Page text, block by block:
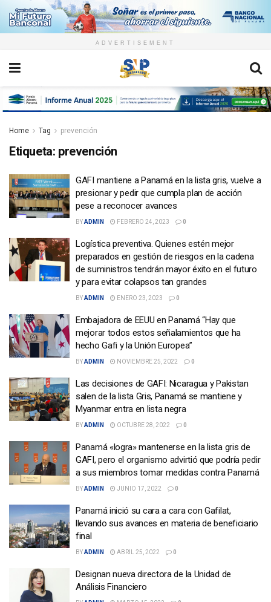
ADVERTISEMENT
Home Tag prevención
Etiqueta: prevención
GAFI mantiene a Panamá en la lista gris, vuelve a
presionar y pedir que cumpla plan de acción
pese a reconocer avances
BYADMIN FEBRERO 24, 2023 0
Logística preventiva. Quienes estén mejor
preparados en gestión de riesgos en la cadena
de suministros tendrán mayor éxito en el futuro
y para evitar colapsos tan grandes
BYADMIN ENERO 23, 2023 0
Embajadora de EEUU en Panamá “Hay que
mejorar todos estos señalamientos que ha
hecho Gafi y la Unión Europea”
BYADMIN NOVIEMBRE 25, 2022 0
Las decisiones de GAFI: Nicaragua y Pakistan
salen de la lista Gris, Panamá se mantiene y
Myanmar entra en lista negra
BYADMIN OCTUBRE 28, 2022 0
Panamá «logra» mantenerse en la lista gris de
GAFI, pero el organismo advirtió que podría pedir
a sus miembros tomar medidas contra Panamá
BYADMIN JUNIO 17, 2022 0
Panamá inició su cara a cara con Gafilat,
llevando sus avances en materia de beneficiario
final
BYADMIN ABRIL 25, 2022 0
Designan nueva directora de la Unidad de
Análisis Financiero